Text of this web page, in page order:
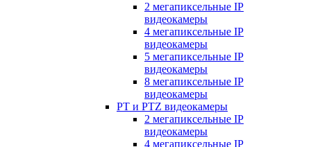
2 мегапиксельные IP
видеокамеры
4 мегапиксельные IP
видеокамеры
5 мегапиксельные IP
видеокамеры
8 мегапиксельные IP
видеокамеры
PT и PTZ видеокамеры
2 мегапиксельные IP
видеокамеры
4 мегапиксельные IP